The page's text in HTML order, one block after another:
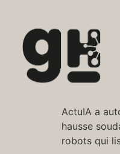
ActuIA a
hausse
robots qui